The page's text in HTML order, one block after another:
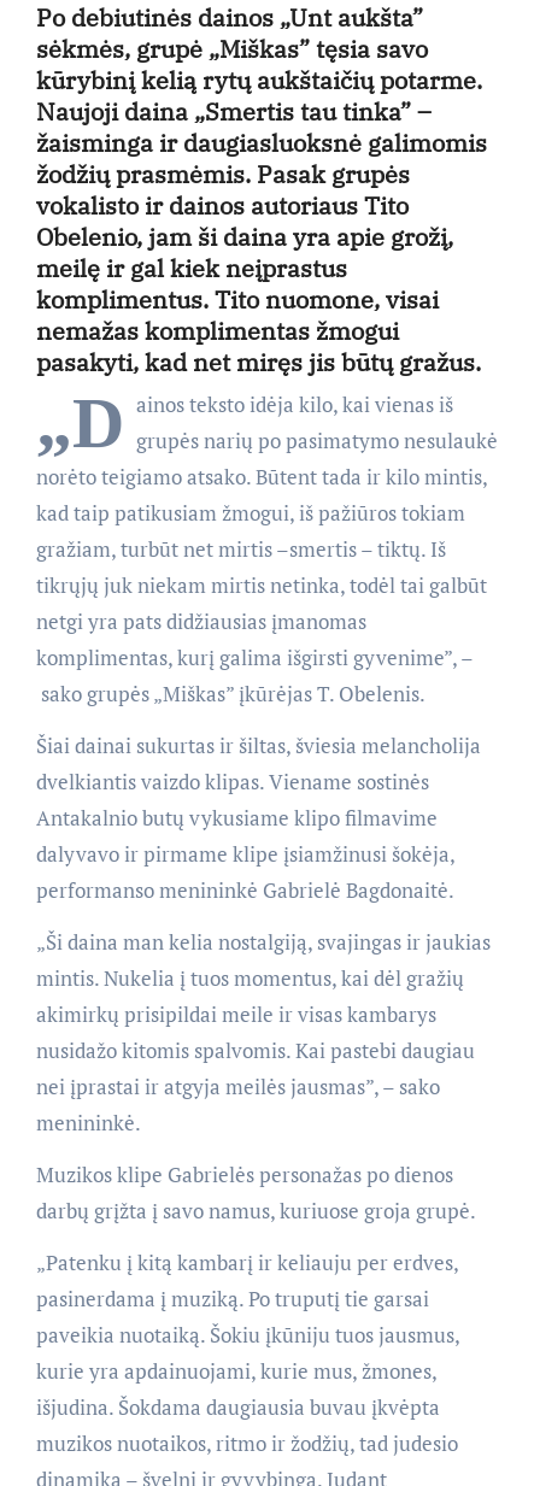
Po debiutinės dainos „Unt aukšta”
sėkmės, grupė „Miškas” tęsia savo
kūrybinį kelią rytų aukštaičių potarme.
Naujoji daina „Smertis tau tinka” –
žaisminga ir daugiasluoksnė galimomis
žodžių prasmėmis. Pasak grupės
vokalisto ir dainos autoriaus Tito
Obelenio, jam ši daina yra apie grožį,
meilę ir gal kiek neįprastus
komplimentus. Tito nuomone, visai
nemažas komplimentas žmogui
pasakyti, kad net miręs jis būtų gražus.
„D ainos teksto idėja kilo, kai vienas iš
grupės narių po pasimatymo nesulaukė
norėto teigiamo atsako. Būtent tada ir kilo mintis,
kad taip patikusiam žmogui, iš pažiūros tokiam
gražiam, turbūt net mirtis –smertis – tiktų. Iš
tikrųjų juk niekam mirtis netinka, todėl tai galbūt
netgi yra pats didžiausias įmanomas
komplimentas, kurį galima išgirsti gyvenime”, –
sako grupės „Miškas” įkūrėjas T. Obelenis.
Šiai dainai sukurtas ir šiltas, šviesia melancholija
dvelkiantis vaizdo klipas. Viename sostinės
Antakalnio butų vykusiame klipo filmavime
dalyvavo ir pirmame klipe įsiamžinusi šokėja,
performanso menininkė Gabrielė Bagdonaitė.
„Ši daina man kelia nostalgiją, svajingas ir jaukias
mintis. Nukelia į tuos momentus, kai dėl gražių
akimirkų prisipildai meile ir visas kambarys
nusidažo kitomis spalvomis. Kai pastebi daugiau
nei įprastai ir atgyja meilės jausmas”, – sako
menininkė.
Muzikos klipe Gabrielės personažas po dienos
darbų grįžta į savo namus, kuriuose groja grupė.
„Patenku į kitą kambarį ir keliauju per erdves,
pasinerdama į muziką. Po truputį tie garsai
paveikia nuotaiką. Šokiu įkūniju tuos jausmus,
kurie yra apdainuojami, kurie mus, žmones,
išjudina. Šokdama daugiausia buvau įkvėpta
muzikos nuotaikos, ritmo ir žodžių, tad judesio
dinamika – švelni ir gyvybinga. Judant